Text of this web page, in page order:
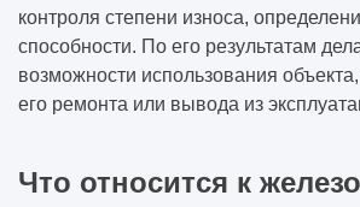
контроля степени износа,
способности. По его результатам
возможности использования
его ремонта или вывода из
Что относится к